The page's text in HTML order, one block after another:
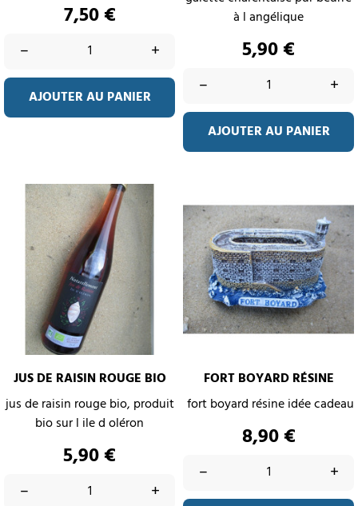
Prix
7,50 €
– +
AJOUTER AU PANIER
à l angélique
Prix
5,90 €
– +
AJOUTER AU PANIER
JUS DE RAISIN ROUGE BIO
jus de raisin rouge bio, produit
bio sur l ile d oléron
Prix
5,90 €
– +
FORT BOYARD RÉSINE
fort boyard résine idée cadeau
Prix
8,90 €
– +